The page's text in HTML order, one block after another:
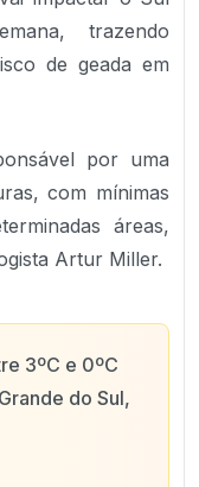
trazendo
de geada em
por uma
com mínimas
áreas,
Artur Miller.
3ºC e 0ºC
do Sul,